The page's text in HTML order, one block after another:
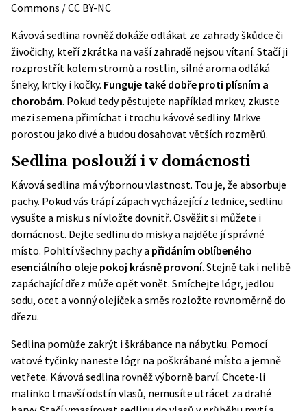
Commons / CC BY-NC
Kávová sedlina rovněž dokáže odlákat ze zahrady škůdce či
živočichy, kteří zkrátka na vaší zahradě nejsou vítaní. Stačí ji
rozprostřít kolem stromů a rostlin, silné aroma odláká
šneky, krtkyi kočky. Funguje také dobře proti plísním a
chorobám. Pokud tedy pěstujete například mrkev, zkuste
mezi semena přimíchat i trochu kávové sedliny. Mrkve
porostou jako divé a budou dosahovat větších rozměrů.
Sedlina poslouží i v domácnosti
Kávová sedlina má výbornou vlastnost. Tou je, že absorbuje
pachy. Pokud vás trápí zápach vycházející z lednice, sedlinu
vysušte a misku s ní vložte dovnitř. Osvěžit si můžete i
domácnost. Dejte sedlinu do misky a najděte jí správné
místo. Pohltí všechny pachy a přidáním oblíbeného
esenciálního oleje pokoj krásně provoní. Stejně tak i nelibě
zapáchající dřez může opět vonět. Smíchejte lógr, jedlou
sodu, ocet a vonný olejíček a směs rozložte rovnoměrně do
dřezu.
Sedlina pomůže zakrýt i škrábance na nábytku. Pomocí
vatové tyčinky naneste lógr na poškrábané místo a jemně
vetřete. Kávová sedlina rovněž výborně barví. Chcete-li
malinko tmavší odstín vlasů, nemusíte utrácet za drahé